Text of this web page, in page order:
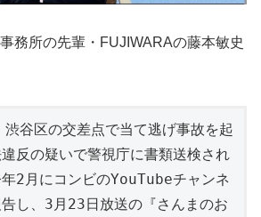
務所の先輩・FUJIWARAの藤本敏史
谷区の交差点で当て逃げ事故を起
反の疑いで警視庁に書類送検され
2月にコンビのYouTubeチャンネ
し、3月23日放送の『さんまのお